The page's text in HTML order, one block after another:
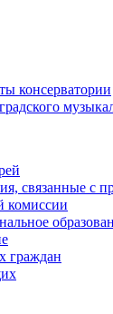
консерватории
связанные с
комиссии
граждан